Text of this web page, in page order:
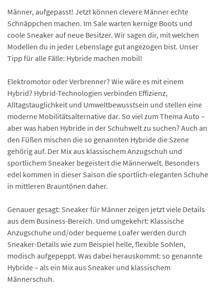
Männer, aufgepasst! Jetzt können clevere Männer echte
Schnäppchen machen. Im Sale warten kernige Boots und
coole Sneaker auf neue Besitzer. Wir sagen dir, mit welchen
Modellen du in jeder Lebenslage gut angezogen bist. Unser
Tipp für alle Fälle: Hybride machen mobil!
Elektromotor oder Verbrenner? Wie wäre es mit einem
Hybrid? Hybrid-Technologien verbinden Effizienz,
Alltagstauglichkeit und Umwelt­bewusstsein und stellen eine
moderne Mobilitäts­alternative dar. So viel zum Thema Auto –
aber was haben Hybride in der Schuhwelt zu suchen? Auch an
den Füßen mischen die so genannten Hybride die Szene
gehörig auf. Der Mix aus klassischem Anzugschuh und
sportlichem Sneaker begeistert die Männerwelt. Besonders
edel kommen in dieser Saison die sportlich-eleganten Schuhe
in mittleren Brauntönen daher.
Genauer gesagt: Sneaker für Männer zeigen jetzt viele Details
aus dem Business-Bereich. Und umgekehrt: Klassische
Anzugschuhe und/oder bequeme Loafer werden durch
Sneaker-Details wie zum Beispiel helle, flexible Sohlen,
modisch aufgepeppt. Was dabei herauskommt: so genannte
Hybride – als ein Mix aus Sneaker und klassischem
Männerschuh.